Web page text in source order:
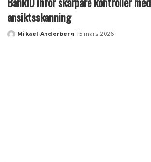
ansiktsskanning
Posted
Mikael Anderberg 15 mars 2026